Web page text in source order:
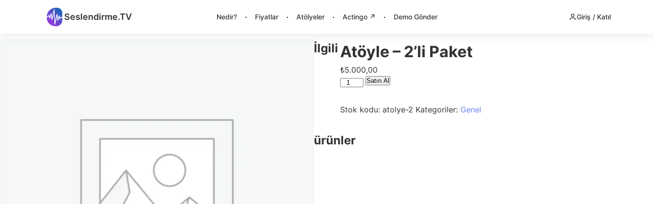
Seslendirme.TV Nedir? · Fiyatlar · Atölyeler · Actingo ↗ · Demo Gönder Giriş / Katıl
Genel
Atöyle – 2’li Paket
₺5.000,00
Atöyle
2'li
Satın Al
Stok kodu: atolye-2 Kategoriler: Genel
İlgili
ürünler